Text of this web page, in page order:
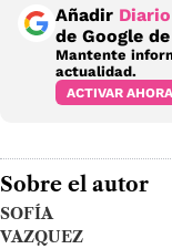
Añadir
de Google
Mantente
actualidad.
ACTIVAR AHORA
Sobre el autor
SOFÍA
VAZQUEZ